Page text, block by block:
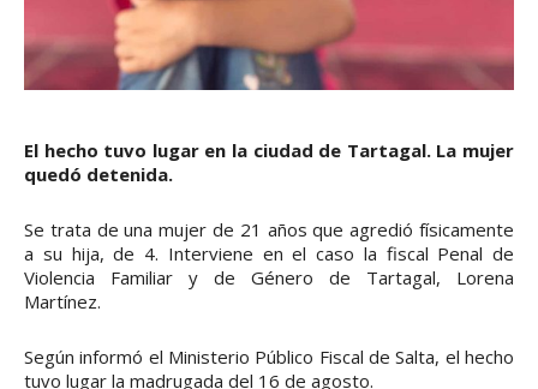
El hecho tuvo lugar en la ciudad de Tartagal. La mujer
quedó detenida.
Se trata de una mujer de 21 años que agredió físicamente
a su hija, de 4. Interviene en el caso la fiscal Penal de
Violencia Familiar y de Género de Tartagal, Lorena
Martínez.
Según informó el Ministerio Público Fiscal de Salta, el hecho
tuvo lugar la madrugada del 16 de agosto.